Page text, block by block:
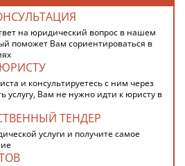
на юридический вопрос в нашем
поможет Вам сориентироваться в
и консультируетесь с ним через
услугу, Вам не нужно идти к юристу в
ТЕНДЕР
услуги и получите самое